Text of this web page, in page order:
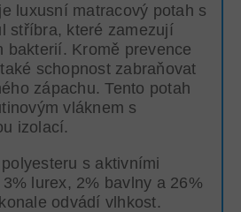
luxusní matracový potah s
stříbra, které zamezují
bakterií. Kromě prevence
schopnost zabraňovat
zápachu. Tento potah
vláknem s
izolací.
s aktivními
lurex, 2% bavlny a 26%
odvádí vlhkost.